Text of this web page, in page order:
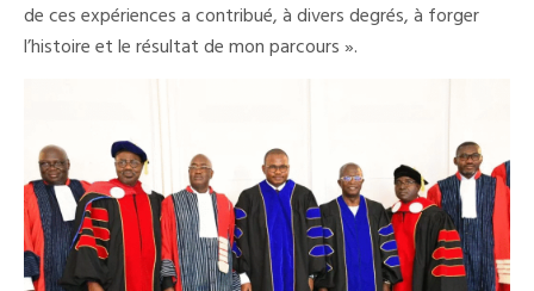
de ces expériences a contribué, à divers degrés, à forger
l’histoire et le résultat de mon parcours ».